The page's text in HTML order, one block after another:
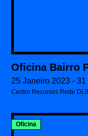
Oficina Bairro
25 Janeiro 2023 -
Centro Recursos Rede
Oficina